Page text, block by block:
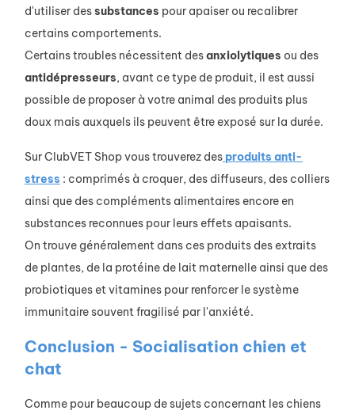
d'utiliser dessubstances pour apaiser ou recalibrer
certains comportements.
Certains troubles nécessitent desanxiolytiques ou des
antidépresseurs, avant ce type de produit, il est aussi
possible de proposer à votre animal des produits plus
doux mais auxquels ils peuvent être exposé sur la durée.
Sur ClubVET Shop vous trouverez des produits anti-
stress : comprimés à croquer, des diffuseurs, des colliers
ainsi que des compléments alimentaires encore en
substances reconnues pour leurs effets apaisants.
On trouve généralement dans ces produits des extraits
de plantes, de la protéine de lait maternelle ainsi que des
probiotiques et vitamines pour renforcer le système
immunitaire souvent fragilisé par l'anxiété.
Conclusion - Socialisation chien et
chat
Comme pour beaucoup de sujets concernant les chiens